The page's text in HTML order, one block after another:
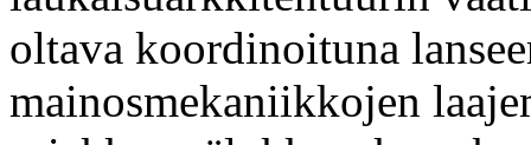
oltava koordinoituna
mainosmekaniikkojen